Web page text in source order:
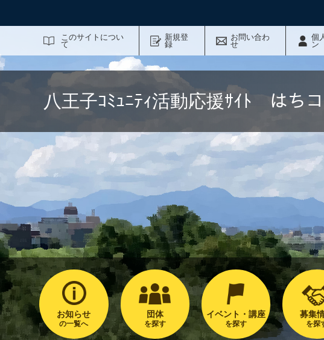
このサイトについ
て
新規登
録
お問い合わ
せ
個
ン
八王子ｺﾐｭﾆﾃｨ活動応援ｻｲﾄ はち
お知らせ
の一覧へ
団体
を探す
イベント・講座
を探す
募集
を探